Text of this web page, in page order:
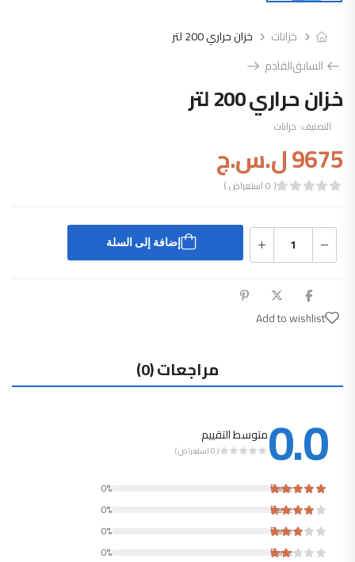
خزانات
خزان حراري 200 لتر
السابقالقادم
خزان حراري 200 لتر
التصنيف: خزانات
9675ل.س.ج
0من 5 ( 0 استعراض )
إضافة إلى السلة
Add to wishlist
مراجعات (0)
0.0متوسط التقييم
Rated ( 0 استعراض )
Rated
0%
Rated
0%
Rated
0%
Rated
0%